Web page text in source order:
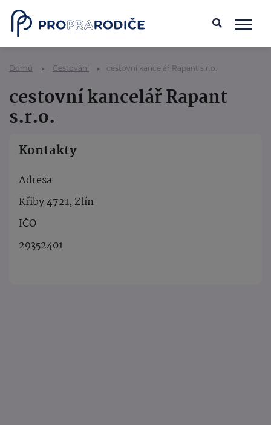
Domů Cestování cestovní kancelář Rapant s.r.o.
cestovní kancelář Rapant
s.r.o.
Kontakty
Adresa
Křiby 4721, Zlín
IČO
29352401